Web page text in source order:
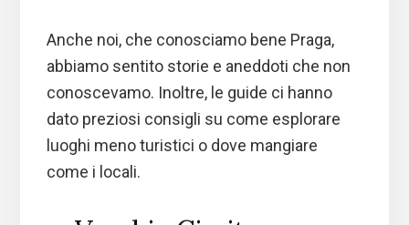
Anche noi, che conosciamo bene Praga,
abbiamo sentito storie e aneddoti che non
conoscevamo. Inoltre, le guide ci hanno
dato preziosi consigli su come esplorare
luoghi meno turistici o dove mangiare
come i locali.